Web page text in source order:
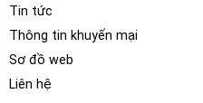
Tin tức
Thông tin khuyến mại
Sơ đồ web
Liên hệ